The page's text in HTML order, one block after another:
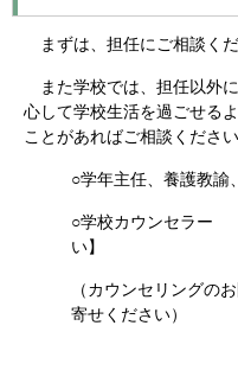
まずは、担任にご相談くだ
また学校では、担任以外
心して学校生活を過ごせる
ことがあればご相談ください
○学年主任、養護教諭
○学校カウンセラー
い】
（カウンセリングの
寄せください）